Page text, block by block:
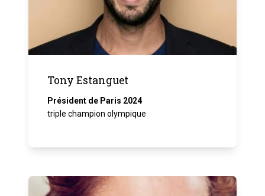
Tony Estanguet
Président de Paris 2024
triple champion olympique